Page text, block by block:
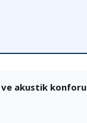
akustik konforu